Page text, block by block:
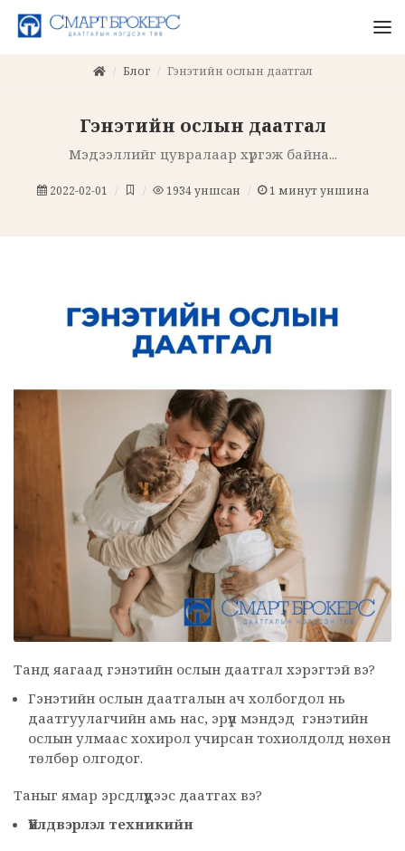
Блог Гэнэтийн ослын даатгал
Гэнэтийн ослын даатгал
Мэдээллийг цувралаар хүргэж байна...
2022-02-01 1934уншсан 1 минут уншина
Танд яагаад гэнэтийн ослын даатгал хэрэгтэй вэ?
Гэнэтийн ослын даатгалын ач холбогдол нь
даатгуулагчийн амь нас, эрүүл мэндэд гэнэтийн
ослын улмаас хохирол учирсан тохиолдолд нөхөн
төлбөр олгодог.
Таныг ямар эрсдлүүдээс даатгах вэ?
Үйлдвэрлэл техникийн